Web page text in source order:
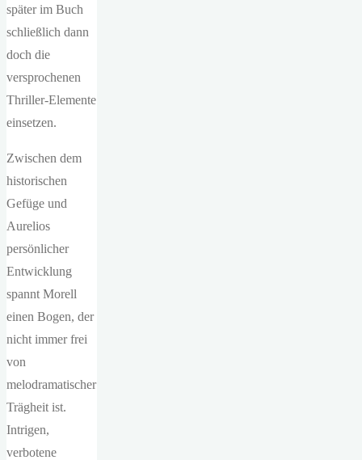
später im Buch
schließlich dann
doch die
versprochenen
Thriller-Elemente
einsetzen.
Zwischen dem
historischen
Gefüge und
Aurelios
persönlicher
Entwicklung
spannt Morell
einen Bogen, der
nicht immer frei
von
melodramatischer
Trägheit ist.
Intrigen,
verbotene